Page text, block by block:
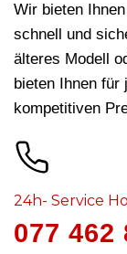
Wir bieten
schnell und
älteres Modell
bieten Ihnen für
kompetitiven
24h- Service
077 462